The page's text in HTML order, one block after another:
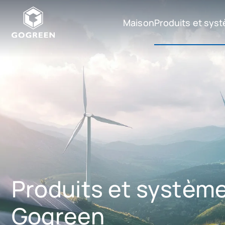
MaisonProduits et
Produits et
Gogreen